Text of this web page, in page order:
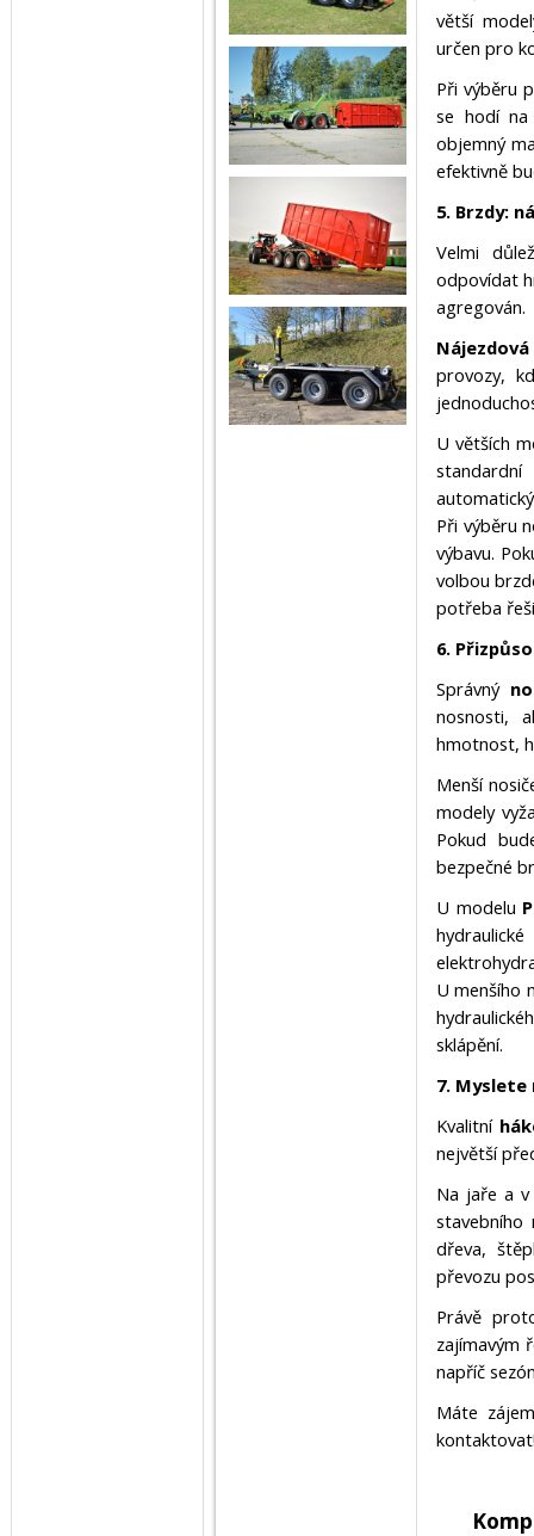
větší
určen pro
Při výběru
se hodí
objemný
efektivně
5. Brzdy:
Velmi
odpovídat
agregován.
provozy,
U větších
Při výběru
výbavu.
volbou
potřeba
6.
Správný
nosnosti,
hmotnost,
Menší
modely
Pokud
bezpečné
U modelu
U menšího
sklápění.
7. Myslete
Kvalitní
největší
Na jaře a
stavebního
dřeva,
převozu
Právě
zajímavým
napříč
Máte